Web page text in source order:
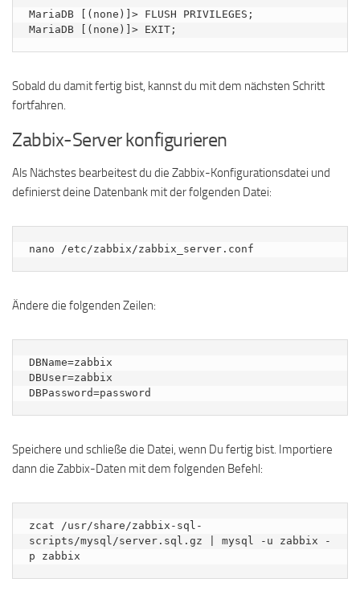
MariaDB [(none)]> FLUSH PRIVILEGES;
MariaDB [(none)]> EXIT;
Sobald du damit fertig bist, kannst du mit dem nächsten Schritt
fortfahren.
Zabbix-Server konfigurieren
Als Nächstes bearbeitest du die Zabbix-Konfigurationsdatei und
definierst deine Datenbank mit der folgenden Datei:
nano /etc/zabbix/zabbix_server.conf
Ändere die folgenden Zeilen:
DBName=zabbix
DBUser=zabbix
Speichere und schließe die Datei, wenn Du fertig bist. Importiere
dann die Zabbix-Daten mit dem folgenden Befehl:
zcat /usr/share/zabbix-sql-
scripts/mysql/server.sql.gz | mysql -u zabbix -
p zabbix